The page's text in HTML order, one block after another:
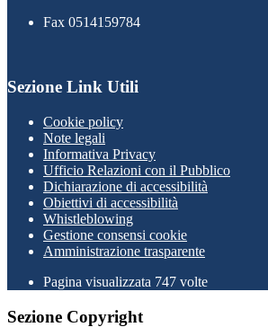
Fax 0514159784
Sezione Link Utili
Cookie policy
Note legali
Informativa Privacy
Ufficio Relazioni con il Pubblico
Dichiarazione di accessibilità
Obiettivi di accessibilità
Whistleblowing
Gestione consensi cookie
Amministrazione trasparente
Pagina visualizzata 747 volte
Sezione Copyright